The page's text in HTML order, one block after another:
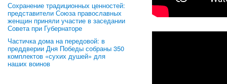
Сохранение традиционных ценностей:
представители Союза православных
женщин приняли участие в заседании
Совета при Губернаторе
Частичка дома на передовой: в
преддверии Дня Победы собраны 350
комплектов «сухих душей» для
наших воинов